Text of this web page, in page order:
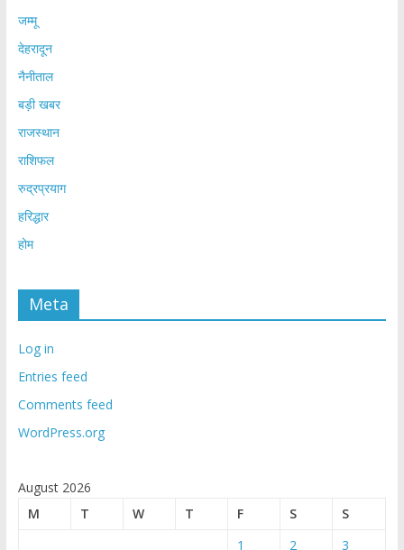
जम्मू
देहरादून
नैनीताल
बड़ी खबर
राजस्थान
राशिफल
रुद्रप्रयाग
हरिद्धार
होम
Meta
Log in
Entries feed
Comments feed
WordPress.org
August 2026
M
T W T F S
S
1
2 3